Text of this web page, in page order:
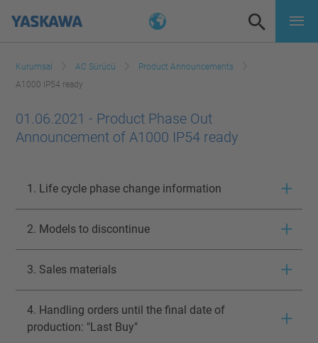
Kurumsal AC Sürücü
Product Announcements
A1000 IP54 ready
01.06.2021 - Product Phase Out
Announcement of A1000 IP54 ready
1. Life cycle phase change information
2. Models to discontinue
3. Sales materials
4. Handling orders until the final date of
production: "Last Buy"